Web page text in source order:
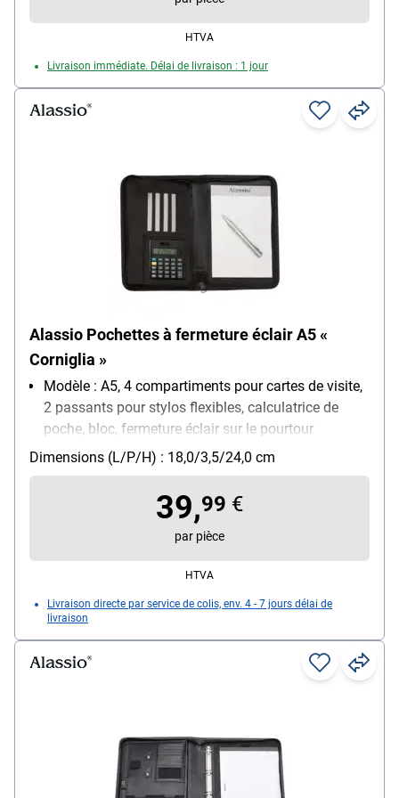
HTVA
Livraison immédiate. Délai de livraison : 1 jour
Alassio Pochettes à fermeture éclair A5 «
Corniglia »
Modèle : A5, 4 compartiments pour cartes de visite,
2 passants pour stylos flexibles, calculatrice de
poche, bloc, fermeture éclair sur le pourtour
Matière : imitation cuir
Pour format : A5
Dimensions (L/P/H) : 18,0/3,5/24,0 cm
39,99 €
par pièce
HTVA
Livraison directe par service de colis, env. 4 - 7 jours délai de
livraison